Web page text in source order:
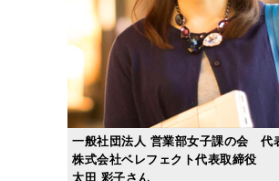
一般社団法人 営業部女子課の会 代
株式会社ベレフェクト代表取締役
太田 彩子さん